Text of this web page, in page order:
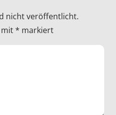
nicht veröffentlicht.
mit* markiert